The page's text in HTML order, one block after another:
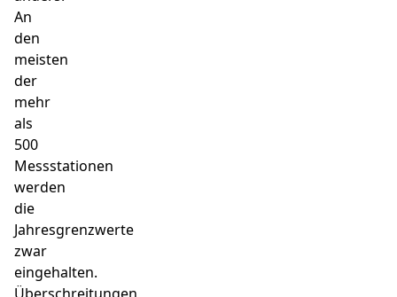
An
den
meisten
der
mehr
als
500
Messstationen
werden
die
Jahresgrenzwerte
zwar
eingehalten.